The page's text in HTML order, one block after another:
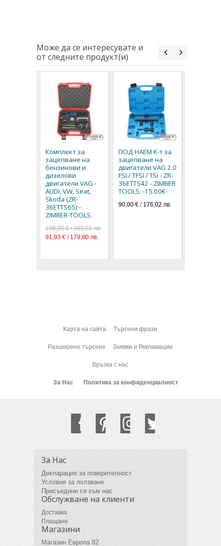
Може да се интересувате и
от следните продукт(и)
Комплект за
зацепване на
бензинови и
дизелови
двигатели VAG -
AUDI, VW, Seat,
Skoda (ZR-
36ETTS65) -
ZIMBER-TOOLS.
198,90 € / 389,01 лв.
91,93 € / 179,80 лв.
ПОД НАЕМ К-т за
зацепване на
двигатели VAG 2.0
FSI / TFSI / TSI - ZR-
36ETTS42 - ZIMBER
TOOLS. -15.00€-
90,00 €/ 176,02 лв.
Карта на сайта Търсени фрази
Разширено търсене Заявки и Рекламации
Връзка с нас
За Нас Политика за конфиденциалност
За Нас
Декларация за поверителност
Условия за ползване
Присъедини се към нас
Обслужване на клиенти
Доставка
Плащане
Магазини
Магазин Европа 82